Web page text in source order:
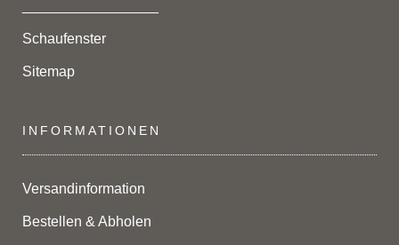
Schaufenster
Sitemap
INFORMATIONEN
Versandinformation
Bestellen & Abholen